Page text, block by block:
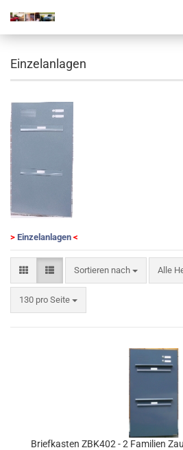
Einzelanlagen
> Einzelanlagen <
Sortieren nach Alle
130 pro Seite
Briefkasten ZBK402 - 2 Familien